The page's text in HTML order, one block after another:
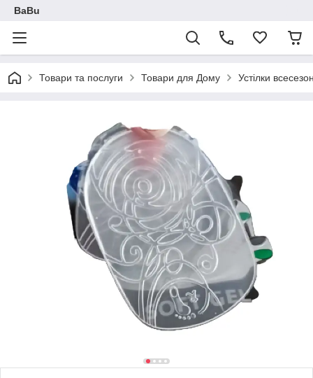
BaBu
Товари та послуги Товари для Дому Устілки